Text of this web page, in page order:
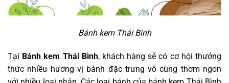
Bánh kem Thái Bình
Tại Bánh kem Thái Bình, khách hàng sẽ có cơ hội thưởng
thức nhiều hương vị bánh đặc trưng vô cùng thơm ngon